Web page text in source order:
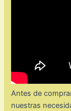
Antes de
nuestras